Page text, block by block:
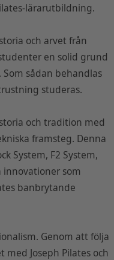
lärarutbildning.
och arvet från
en solid grund
sådan behandlas
studeras.
och tradition med
framsteg. Denna
System, F2 System,
innovationer som
banbrytande
Genom att följa
Joseph Pilates och